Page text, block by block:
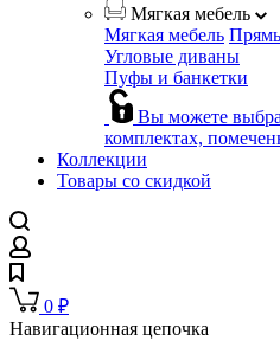
Мягкая мебель
Мягкая мебель
Угловые диваны
Пуфы и банкетки
Вы можете
комплектах,
Коллекции
Товары со скидкой
0 ₽
Навигационная цепочка